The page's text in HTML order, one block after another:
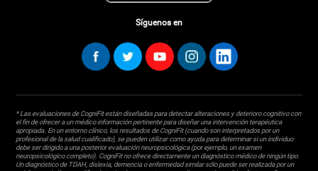
Síguenos en
* Las evaluaciones de CogniFit están diseñadas para detectar alteraciones y deterioro cognitivo con
el fin de ofrecer a un médico información pertinente para diseñar una intervención terapéutica
apropiada. En un entorno clínico, los resultados de CogniFit (cuando son interpretados por un
profesional de la salud cualificado), se pueden utilizar como ayuda para determinar si un individuo
debe ser dirigido a una posterior evaluación neuropsicológica (por ejemplo, un examen
neuropsicológico completo). CogniFit no ofrece directamente un diagnóstico médico de ningún tipo.
Un diagnóstico de TDAH, dislexia, demencia o enfermedad similar sólo puede ser realizada por un